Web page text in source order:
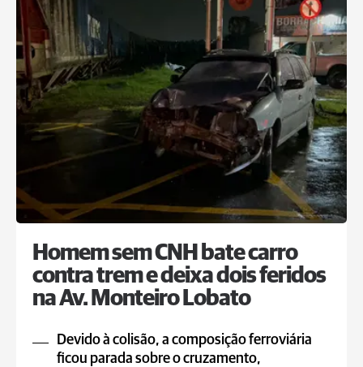
Homem sem CNH bate carro
contra trem e deixa dois feridos
na Av. Monteiro Lobato
Devido à colisão, a composição ferroviária
ficou parada sobre o cruzamento,